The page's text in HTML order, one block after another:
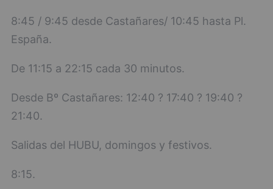
8:45 / 9:45 desde Castañares/ 10:45 hasta Pl.
España.
De 11:15 a 22:15 cada 30 minutos.
Desde Bº Castañares: 12:40 ? 17:40 ? 19:40 ?
21:40.
Salidas del HUBU, domingos y festivos.
8:15.